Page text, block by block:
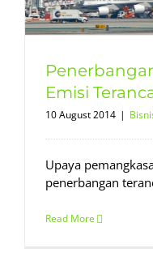
Emisi
10 August 2014 |
Upaya
penerbangan
Read More